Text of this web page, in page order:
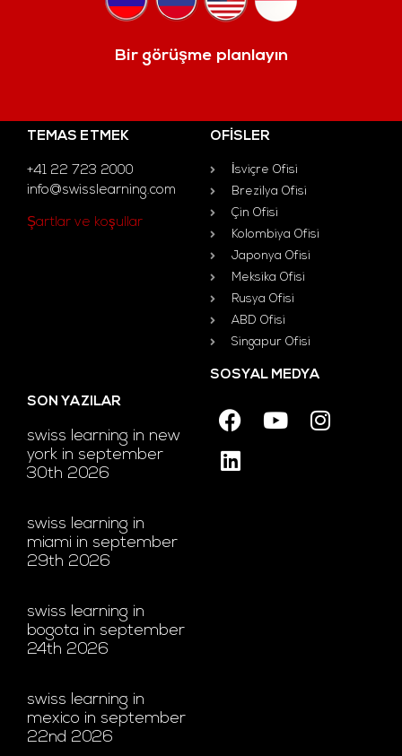
Bir görüşme planlayın
TEMAS ETMEK
+41 22 723 2000
info@swisslearning.com
Şartlar ve koşullar
OFISLER
İsviçre Ofisi
Brezilya Ofisi
Çin Ofisi
Kolombiya Ofisi
Japonya Ofisi
Meksika Ofisi
Rusya Ofisi
ABD Ofisi
Singapur Ofisi
SON YAZILAR
swiss learning in new
york in september
30th 2026
swiss learning in
miami in september
29th 2026
swiss learning in
bogota in september
24th 2026
swiss learning in
mexico in september
22nd 2026
SOSYAL MEDYA